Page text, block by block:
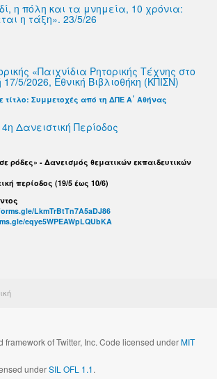
η πόλη και τα μνημεία, 10 χρόνια:
η τάξη». 23/5/26
«Παιχνίδια Ρητορικής Τέχνης στο
5/2026, Εθνική Βιβλιοθήκη (ΚΠΙΣΝ)
Συμμετοχές από τη ΔΠΕ Α΄ Αθήνας
Δανειστική Περίοδος
ρόδες» - Δανεισμός θεματικών εκπαιδευτικών
περίοδος (19/5 έως 10/6)
LkmTrBtTn7A5aDJ86
eqye5WPEAWpLQUbKA
framework of Twitter, Inc. Code licensed underMIT
underSIL OFL 1.1.